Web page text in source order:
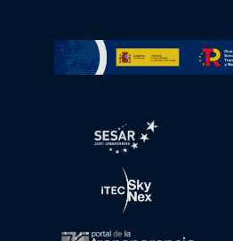
Ir a Plan de Recuperación,
abre en ventana
abre en ventana